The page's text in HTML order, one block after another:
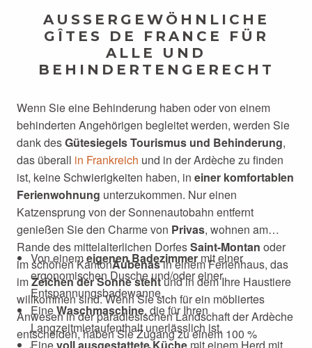
AUSSERGEWÖHNLICHE
GÎTES DE FRANCE FÜR A
LLE UND
BEHINDERTENGERECHT
Wenn Sie eine Behinderung haben oder von einem
behinderten Angehörigen begleitet werden, werden Sie
dank desGütesiegels Tourismus und Behinderung,
das überall in Frankreich und in der Ardèche zu finden
ist, keine Schwierigkeiten haben, in einer komfortablen
Ferienwohnung unterzukommen. Nur einen
Katzensprung von der Sonnenautobahn entfernt
genießen Sie den Charme von Privas, wohnen am
Rande des mittelalterlichen DorfesSaint-Montan oder
im schönen KantonAubenasin einem Ferienhaus, das
imZeichen der Sonne stehtund in dem Ihre Haustiere
willkommen sind. Wenn Sie sich für ein möbliertes
Anwesen in der paradiesischen Landschaft der Ardèche
entscheiden, haben Sie Zugang zu einem 100 %
Von einemeigenen Badezimmer mit einer
ergonomischen Dusche und/oder einer
Entspannungsbadewanne,
EineWaschmaschine, die für Ihren
Langzeitmietaufenthalt unerlässlich ist,